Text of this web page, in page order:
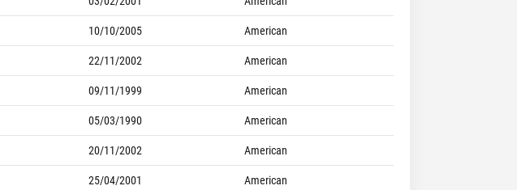
10/10/2005
American
22/11/2002
American
09/11/1999
American
05/03/1990
American
20/11/2002
American
25/04/2001
American